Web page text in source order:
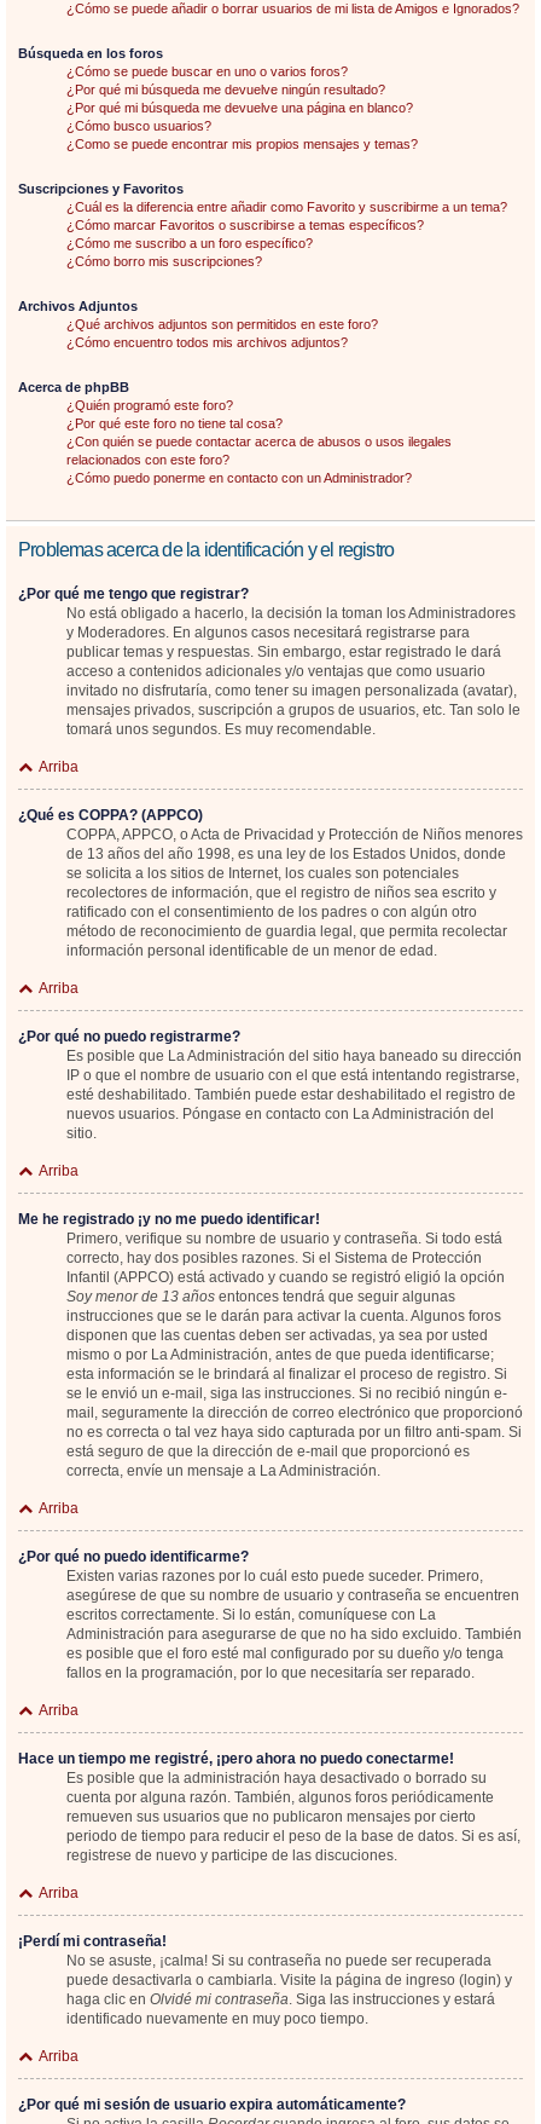
¿Cómo se puede añadir o borrar usuarios de mi lista de Amigos e Ignorados?
Búsqueda en los foros
¿Cómo se puede buscar en uno o varios foros?
¿Por qué mi búsqueda me devuelve ningún resultado?
¿Por qué mi búsqueda me devuelve una página en blanco?
¿Cómo busco usuarios?
¿Como se puede encontrar mis propios mensajes y temas?
Suscripciones y Favoritos
¿Cuál es la diferencia entre añadir como Favorito y suscribirme a un tema?
¿Cómo marcar Favoritos o suscribirse a temas específicos?
¿Cómo me suscribo a un foro específico?
¿Cómo borro mis suscripciones?
Archivos Adjuntos
¿Qué archivos adjuntos son permitidos en este foro?
¿Cómo encuentro todos mis archivos adjuntos?
Acerca de phpBB
¿Quién programó este foro?
¿Por qué este foro no tiene tal cosa?
¿Con quién se puede contactar acerca de abusos o usos ilegales
relacionados con este foro?
¿Cómo puedo ponerme en contacto con un Administrador?
Problemas acerca de la identificación y el registro
¿Por qué me tengo que registrar?
No está obligado a hacerlo, la decisión la toman los Administradores
y Moderadores. En algunos casos necesitará registrarse para
publicar temas y respuestas. Sin embargo, estar registrado le dará
acceso a contenidos adicionales y/o ventajas que como usuario
invitado no disfrutaría, como tener su imagen personalizada (avatar),
mensajes privados, suscripción a grupos de usuarios, etc. Tan solo le
tomará unos segundos. Es muy recomendable.
Arriba
¿Qué es COPPA? (APPCO)
COPPA, APPCO, o Acta de Privacidad y Protección de Niños menores
de 13 años del año 1998, es una ley de los Estados Unidos, donde
se solicita a los sitios de Internet, los cuales son potenciales
recolectores de información, que el registro de niños sea escrito y
ratificado con el consentimiento de los padres o con algún otro
método de reconocimiento de guardia legal, que permita recolectar
información personal identificable de un menor de edad.
Arriba
¿Por qué no puedo registrarme?
Es posible que La Administración del sitio haya baneado su dirección
IP o que el nombre de usuario con el que está intentando registrarse,
esté deshabilitado. También puede estar deshabilitado el registro de
nuevos usuarios. Póngase en contacto con La Administración del
sitio.
Arriba
Me he registrado ¡y no me puedo identificar!
Primero, verifique su nombre de usuario y contraseña. Si todo está
correcto, hay dos posibles razones. Si el Sistema de Protección
Infantil (APPCO) está activado y cuando se registró eligió la opción
Soy menor de 13 años entonces tendrá que seguir algunas
instrucciones que se le darán para activar la cuenta. Algunos foros
disponen que las cuentas deben ser activadas, ya sea por usted
mismo o por La Administración, antes de que pueda identificarse;
esta información se le brindará al finalizar el proceso de registro. Si
se le envió un e-mail, siga las instrucciones. Si no recibió ningún e-
mail, seguramente la dirección de correo electrónico que proporcionó
no es correcta o tal vez haya sido capturada por un filtro anti-spam. Si
está seguro de que la dirección de e-mail que proporcionó es
correcta, envíe un mensaje a La Administración.
Arriba
¿Por qué no puedo identificarme?
Existen varias razones por lo cuál esto puede suceder. Primero,
asegúrese de que su nombre de usuario y contraseña se encuentren
escritos correctamente. Si lo están, comuníquese con La
Administración para asegurarse de que no ha sido excluido. También
es posible que el foro esté mal configurado por su dueño y/o tenga
fallos en la programación, por lo que necesitaría ser reparado.
Arriba
Hace un tiempo me registré, ¡pero ahora no puedo conectarme!
Es posible que la administración haya desactivado o borrado su
cuenta por alguna razón. También, algunos foros periódicamente
remueven sus usuarios que no publicaron mensajes por cierto
periodo de tiempo para reducir el peso de la base de datos. Si es así,
registrese de nuevo y participe de las discuciones.
Arriba
¡Perdí mi contraseña!
No se asuste, ¡calma! Si su contraseña no puede ser recuperada
puede desactivarla o cambiarla. Visite la página de ingreso (login) y
haga clic en Olvidé mi contraseña. Siga las instrucciones y estará
identificado nuevamente en muy poco tiempo.
Arriba
¿Por qué mi sesión de usuario expira automáticamente?